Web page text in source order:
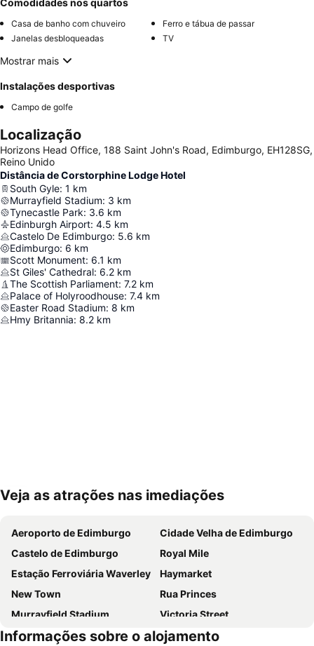
Comodidades nos quartos
Casa de banho com chuveiro
Ferro e tábua de passar
Janelas desbloqueadas
TV
Mostrar mais
Instalações desportivas
Campo de golfe
Localização
Horizons Head Office, 188 Saint John's Road, Edimburgo, EH128SG,
Reino Unido
Distância de Corstorphine Lodge Hotel
South Gyle: 1 km
Murrayfield Stadium: 3 km
Tynecastle Park: 3.6 km
Edinburgh Airport: 4.5 km
Castelo De Edimburgo: 5.6 km
Edimburgo: 6 km
Scott Monument: 6.1 km
St Giles' Cathedral: 6.2 km
The Scottish Parliament: 7.2 km
Palace of Holyroodhouse: 7.4 km
Easter Road Stadium: 8 km
Hmy Britannia: 8.2 km
Ampliar mapa
Veja as atrações nas imediações
Aeroporto de Edimburgo
Cidade Velha de Edimburgo
Castelo de Edimburgo
Royal Mile
Estação Ferroviária Waverley
Haymarket
New Town
Rua Princes
Murrayfield Stadium
Victoria Street
Grassmarket
Galeria Nacional da Escócia
Informações sobre o alojamento